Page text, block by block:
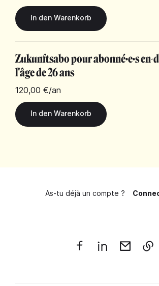
Zukunftsabo pour abonné·e·s en-
l'âge de 26 ans
120,00 €/an
As-tu déjà un compte ?